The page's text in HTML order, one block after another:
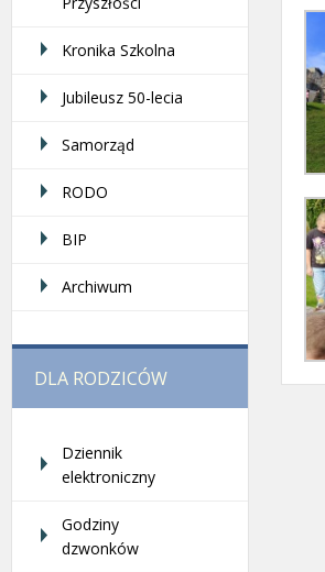
Kronika Szkolna
Jubileusz 50-lecia
Samorząd
RODO
BIP
Archiwum
DLA RODZICÓW
Dziennik
elektroniczny
Godziny
dzwonków